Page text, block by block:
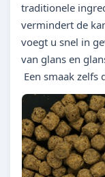
traditionele
vermindert de
voegt u snel in
van glans en
Een smaak zelfs